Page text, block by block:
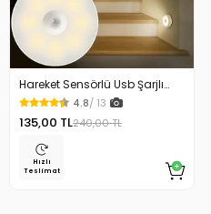
Hareket Sensörlü Usb Şarjlı
Beyaz Led Işık Lamba
4.8/ 13
135,00 TL240,00 TL
Hızlı
Teslimat